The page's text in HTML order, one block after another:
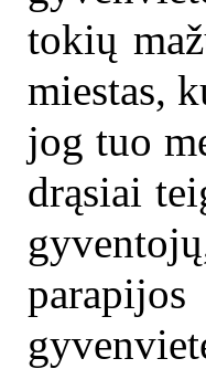
tokių
miestas,
jog tuo
drąsiai